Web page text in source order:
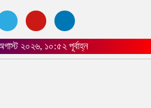
২০২৬, ১০:৫২ পূর্বাহ্ন